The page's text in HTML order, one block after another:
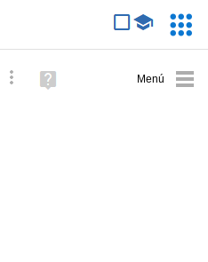
Búsqueda avanzada
Ayuda
(en